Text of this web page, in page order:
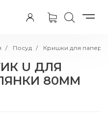
Посуд Кришки для
U ДЛЯ
80ММ